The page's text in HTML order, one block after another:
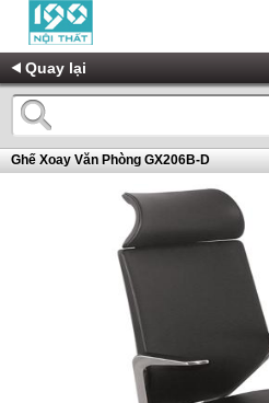
Quay lại
Ghế Xoay Văn Phòng GX206B-D